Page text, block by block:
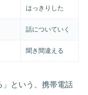
はっきりした
話についていく
聞き間違える
」という、携帯電話